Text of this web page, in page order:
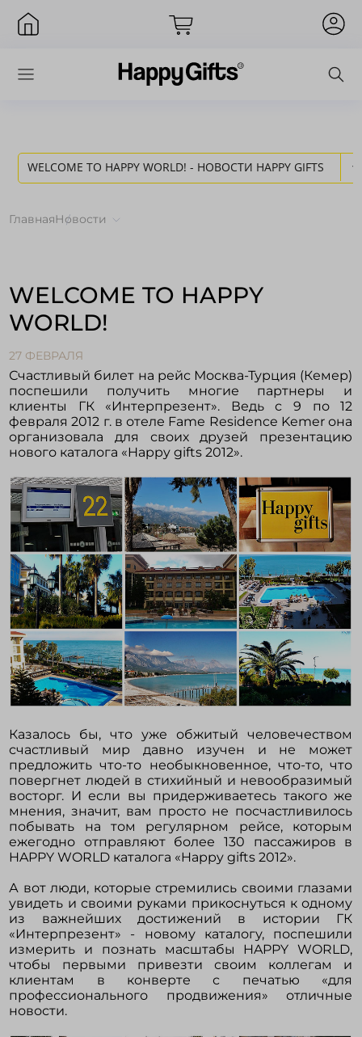
WELCOME TO HAPPY WORLD! - НОВОСТИ HAPPY GIFTS
ГлавнаяНовости
WELCOME TO HAPPY
WORLD!
27 ФЕВРАЛЯ
Счастливый билет на рейс Москва-Турция (Кемер)
поспешили получить многие партнеры и
клиенты ГК «Интерпрезент». Ведь с 9 по 12
февраля 2012 г. в отеле Fame Residence Kemer она
организовала для своих друзей презентацию
нового каталога «Happy gifts 2012».
Казалось бы, что уже обжитый человечеством
счастливый мир давно изучен и не может
предложить что-то необыкновенное, что-то, что
повергнет людей в стихийный и невообразимый
восторг. И если вы придерживаетесь такого же
мнения, значит, вам просто не посчастливилось
побывать на том регулярном рейсе, которым
ежегодно отправляют более 130 пассажиров в
HAPPY WORLD каталога «Happy gifts 2012».
А вот люди, которые стремились своими глазами
увидеть и своими руками прикоснуться к одному
из важнейших достижений в истории ГК
«Интерпрезент» - новому каталогу, поспешили
измерить и познать масштабы HAPPY WORLD,
чтобы первыми привезти своим коллегам и
клиентам в конверте с печатью «для
профессионального продвижения» отличные
новости.
Вход
Запомнить меня
Войти в кабинет
Зарегистрироваться